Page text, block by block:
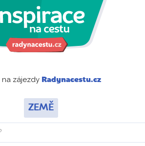
na zájezdy Radynacestu.cz
ZEMĚ